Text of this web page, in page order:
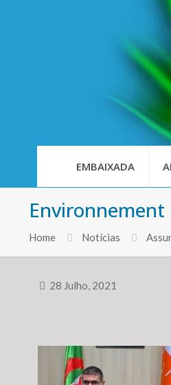
EMBAIXADA
Environnement
Home Notícias
28 Julho, 2021